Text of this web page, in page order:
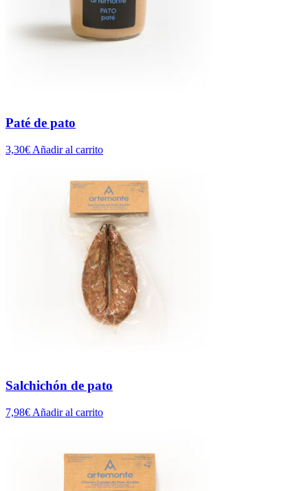
Paté de pato
3,30€ Añadir al carrito
Salchichón de pato
7,98€ Añadir al carrito